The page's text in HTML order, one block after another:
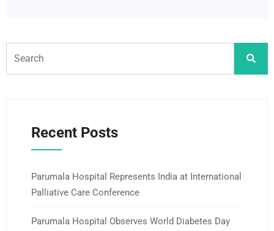
Recent Posts
Parumala Hospital Represents India at International
Palliative Care Conference
Parumala Hospital Observes World Diabetes Day